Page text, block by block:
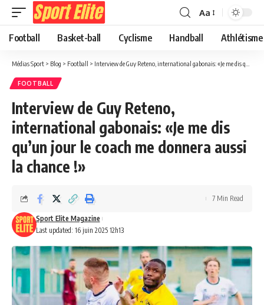
Aa
Football Basket-ball Cyclisme Handball Athlétisme
Médias Sport > Blog > Football > Interview de Guy Reteno, international gabonais: «Je me dis qu’un jour le coach me donnera aussi la chance !»
FOOTBALL
Interview de Guy Reteno,
international gabonais: «Je me dis
qu’un jour le coach me donnera aussi
la chance !»
Last updated: 16 juin 2025 12h13
Sport Elite Magazine
7 Min Read